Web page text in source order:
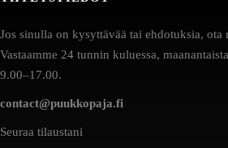
Jos sinulla on kysyttävää tai ehdotuksia, ota
Vastaamme 24 tunnin kuluessa,
9.00–17.00.
contact@puukkopaja.fi
Seuraa tilaustani